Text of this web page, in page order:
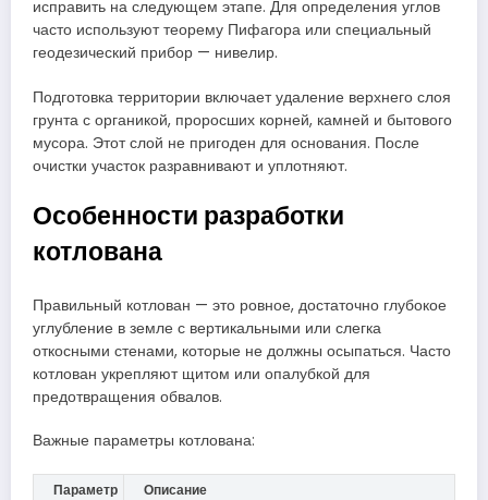
исправить на следующем этапе. Для определения углов
часто используют теорему Пифагора или специальный
геодезический прибор — нивелир.
Подготовка территории включает удаление верхнего слоя
грунта с органикой, проросших корней, камней и бытового
мусора. Этот слой не пригоден для основания. После
очистки участок разравнивают и уплотняют.
Особенности разработки
котлована
Правильный котлован — это ровное, достаточно глубокое
углубление в земле с вертикальными или слегка
откосными стенами, которые не должны осыпаться. Часто
котлован укрепляют щитом или опалубкой для
предотвращения обвалов.
Важные параметры котлована:
Параметр Описание